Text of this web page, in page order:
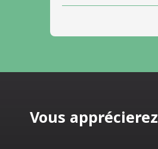
Vous apprécierez